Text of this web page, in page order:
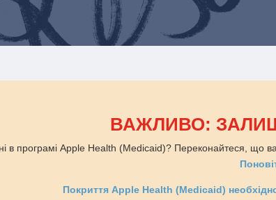
ВАЖЛИВО:
в програмі Apple Health (Medicaid)? Переконайтеся,
Покриття Apple Health (Medicaid)